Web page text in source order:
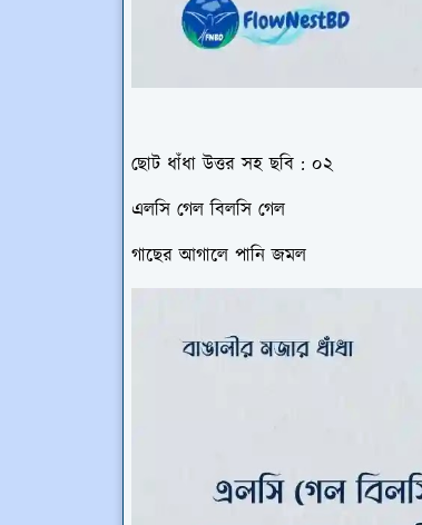
ছোট ধাঁধা উত্তর সহ ছবি : ০২
এলসি গেল বিলসি গেল
গাছের আগালে পানি জমল